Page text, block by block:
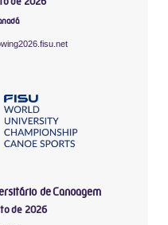
de Canoagem
de 2026